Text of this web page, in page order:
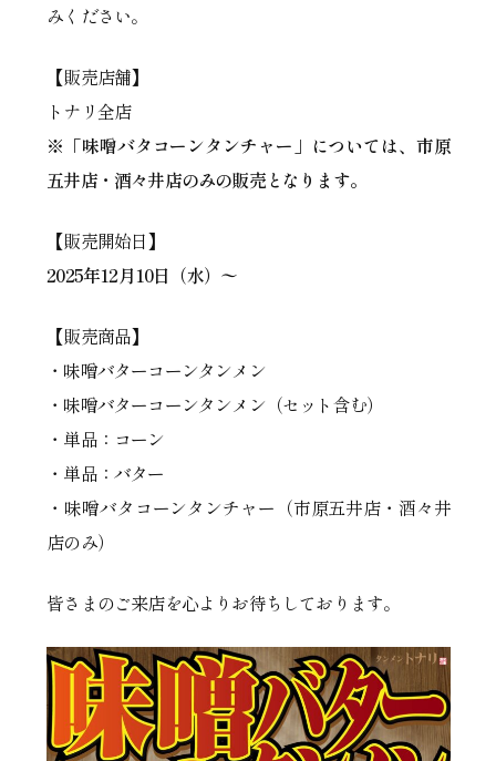
みください。
【販売店舗】
トナリ全店
※ 「味噌バタコーンタンチャー」については、市原
五井店・酒々井店のみの販売となります。
【販売開始日】
2025年12月10日（水）〜
【販売商品】
・味噌バターコーンタンメン
・味噌バターコーンタンメン（セット含む）
・単品：コーン
・単品：バター
・味噌バタコーンタンチャー（市原五井店・酒々井
店のみ）
皆さまのご来店を心よりお待ちしております。